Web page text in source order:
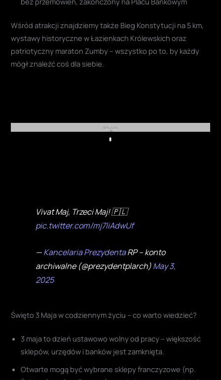
Wśród atrakcji znajdziemy także Bieg Konstytucji na 5 km,
wystawy historyczne w Łazienkach Królewskich oraz
patriotyczny maraton Zumby – wszystko po to, by każdy
mógł znaleźć coś dla siebie.
REKLAMA
Play
Vivat Maj, Trzeci Maj! 🇵🇱
pic.twitter.com/mj7liAdwUf
—Kancelaria PrezydentaRP – konto
archiwalne (@prezydentplarch)May 3,
2025
Święto 3 Maja w codziennym życiu – co warto wiedzieć?
3 maja to dzień ustawowo wolny od pracy – większość
sklepów, urzędów i banków jest zamknięta.
Otwarte mogą być wybrane sklepy franczyzowe (np.